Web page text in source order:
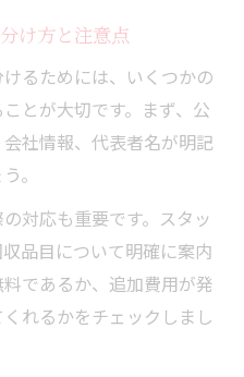
け方と注意点
るためには、いくつかの
とが大切です。まず、公
社情報、代表者名が明記
。
対応も重要です。スタッ
品目について明確に案内
であるか、追加費用が発
れるかをチェックしまし